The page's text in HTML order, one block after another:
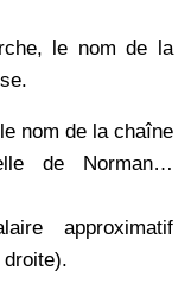
le nom de la
nom de la chaîne
de Norman…
approximatif